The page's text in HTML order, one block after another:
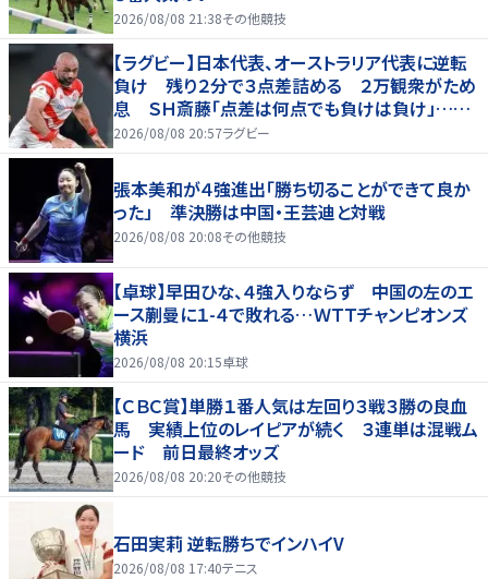
2026/08/08 21:38その他競技
【ラグビー】日本代表、オーストラリア代表に逆転
負け 残り２分で３点差詰める ２万観衆がため
息 ＳＨ斎藤「点差は何点でも負けは負け」…前
半にＳＯ伊藤龍が先制トライ、３２ー３５で惜敗
2026/08/08 20:57ラグビー
張本美和が４強進出「勝ち切ることができて良か
った」 準決勝は中国・王芸迪と対戦
2026/08/08 20:08その他競技
【卓球】早田ひな、４強入りならず 中国の左のエ
ース蒯曼に１-４で敗れる…ＷＴＴチャンピオンズ
横浜
2026/08/08 20:15卓球
【ＣＢＣ賞】単勝１番人気は左回り３戦３勝の良血
馬 実績上位のレイピアが続く ３連単は混戦ム
ード 前日最終オッズ
2026/08/08 20:20その他競技
石田実莉 逆転勝ちでインハイV
2026/08/08 17:40テニス